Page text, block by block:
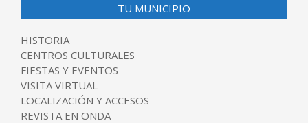
TU MUNICIPIO
HISTORIA
CENTROS CULTURALES
FIESTAS Y EVENTOS
VISITA VIRTUAL
LOCALIZACIÓN Y ACCESOS
REVISTA EN ONDA